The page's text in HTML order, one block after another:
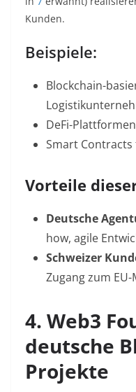
Kunden.
Beispiele:
Blockchain-
DeFi-Plattformen
Smart Contracts
Vorteile
Deutsche
how, agile
Schweizer
Zugang zum
4. Web3
deutsche
Projekte